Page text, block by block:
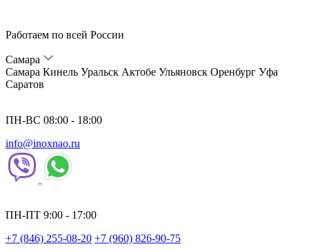
Работаем по всей России
Самара
Самара Кинель Уральск Актобе Ульяновск Оренбург Уфа
Саратов
ПН-ВС 08:00 - 18:00
info@inoxnao.ru
ПН-ПТ 9:00 - 17:00
+7 (846) 255-08-20 +7 (960) 826-90-75